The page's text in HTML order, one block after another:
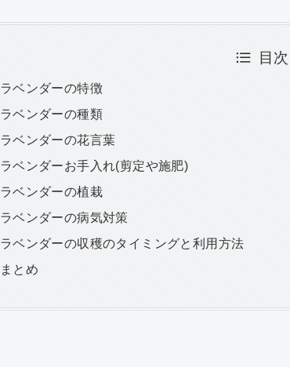
目次
ラベンダーの特徴
ラベンダーの種類
ラベンダーの花言葉
ラベンダーお手入れ(剪定や施肥)
ラベンダーの植栽
ラベンダーの病気対策
ラベンダーの収穫のタイミングと利用方法
まとめ